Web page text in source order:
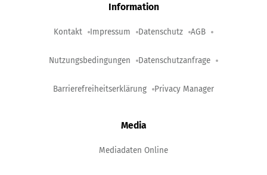
Information
Kontakt Impressum Datenschutz AGB
Nutzungsbedingungen Datenschutzanfrage
Barrierefreiheitserklärung Privacy Manager
Media
Mediadaten Online